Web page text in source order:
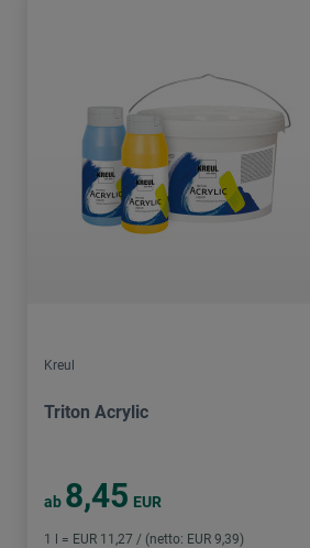
Kreul
Triton Acrylic
ab 8,45 EUR
1 l = EUR 11,27 / (netto: EUR 9,39)